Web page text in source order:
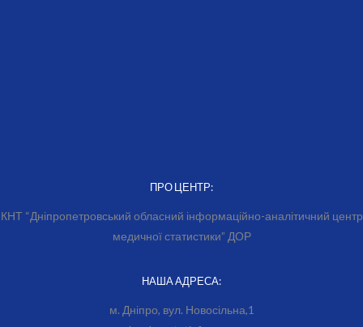
ПРО ЦЕНТР:
КНТ “Дніпропетровський обласний інформаційно-аналітичний центр
медичної статистики” ДОР
НАША АДРЕСА:
м. Дніпро, вул. Новосільна,1